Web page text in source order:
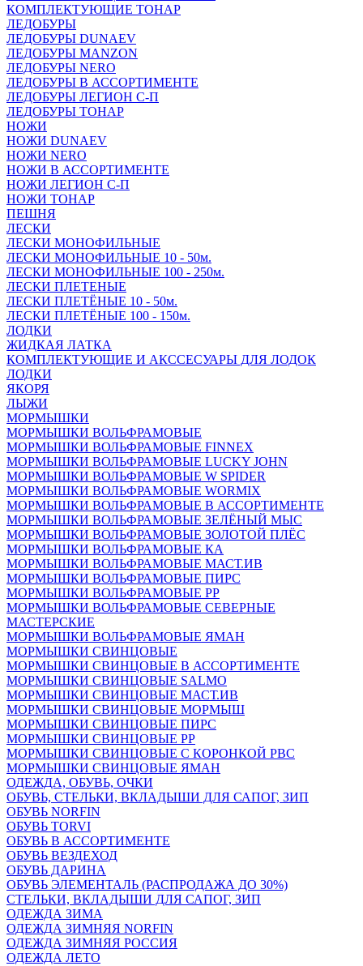
КОМПЛЕКТУЮЩИЕ ТОНАР
ЛЕДОБУРЫ
ЛЕДОБУРЫ DUNAEV
ЛЕДОБУРЫ MANZON
ЛЕДОБУРЫ NERO
ЛЕДОБУРЫ В АССОРТИМЕНТЕ
ЛЕДОБУРЫ ЛЕГИОН С-П
ЛЕДОБУРЫ ТОНАР
НОЖИ
НОЖИ DUNAEV
НОЖИ NERO
НОЖИ В АССОРТИМЕНТЕ
НОЖИ ЛЕГИОН С-П
НОЖИ ТОНАР
ПЕШНЯ
ЛЕСКИ
ЛЕСКИ МОНОФИЛЬНЫЕ
ЛЕСКИ МОНОФИЛЬНЫЕ 10 - 50м.
ЛЕСКИ МОНОФИЛЬНЫЕ 100 - 250м.
ЛЕСКИ ПЛЕТЕНЫЕ
ЛЕСКИ ПЛЕТЁНЫЕ 10 - 50м.
ЛЕСКИ ПЛЕТЁНЫЕ 100 - 150м.
ЛОДКИ
ЖИДКАЯ ЛАТКА
КОМПЛЕКТУЮЩИЕ И АКССЕСУАРЫ ДЛЯ ЛОДОК
ЛОДКИ
ЯКОРЯ
ЛЫЖИ
МОРМЫШКИ
МОРМЫШКИ ВОЛЬФРАМОВЫЕ
МОРМЫШКИ ВОЛЬФРАМОВЫЕ FINNEX
МОРМЫШКИ ВОЛЬФРАМОВЫЕ LUCKY JOHN
МОРМЫШКИ ВОЛЬФРАМОВЫЕ W SPIDER
МОРМЫШКИ ВОЛЬФРАМОВЫЕ WORMIX
МОРМЫШКИ ВОЛЬФРАМОВЫЕ В АССОРТИМЕНТЕ
МОРМЫШКИ ВОЛЬФРАМОВЫЕ ЗЕЛЁНЫЙ МЫС
МОРМЫШКИ ВОЛЬФРАМОВЫЕ ЗОЛОТОЙ ПЛЁС
МОРМЫШКИ ВОЛЬФРАМОВЫЕ КА
МОРМЫШКИ ВОЛЬФРАМОВЫЕ МАСТ.ИВ
МОРМЫШКИ ВОЛЬФРАМОВЫЕ ПИРС
МОРМЫШКИ ВОЛЬФРАМОВЫЕ РР
МОРМЫШКИ ВОЛЬФРАМОВЫЕ СЕВЕРНЫЕ
МАСТЕРСКИЕ
МОРМЫШКИ ВОЛЬФРАМОВЫЕ ЯМАН
МОРМЫШКИ СВИНЦОВЫЕ
МОРМЫШКИ СВИНЦОВЫЕ В АССОРТИМЕНТЕ
МОРМЫШКИ СВИНЦОВЫЕ SALMO
МОРМЫШКИ СВИНЦОВЫЕ МАСТ.ИВ
МОРМЫШКИ СВИНЦОВЫЕ МОРМЫШ
МОРМЫШКИ СВИНЦОВЫЕ ПИРС
МОРМЫШКИ СВИНЦОВЫЕ РР
МОРМЫШКИ СВИНЦОВЫЕ С КОРОНКОЙ РВС
МОРМЫШКИ СВИНЦОВЫЕ ЯМАН
ОДЕЖДА, ОБУВЬ, ОЧКИ
ОБУВЬ, СТЕЛЬКИ, ВКЛАДЫШИ ДЛЯ САПОГ, ЗИП
ОБУВЬ NORFIN
ОБУВЬ TORVI
ОБУВЬ В АССОРТИМЕНТЕ
ОБУВЬ ВЕЗДЕХОД
ОБУВЬ ДАРИНА
ОБУВЬ ЭЛЕМЕНТАЛЬ (РАСПРОДАЖА ДО 30%)
СТЕЛЬКИ, ВКЛАДЫШИ ДЛЯ САПОГ, ЗИП
ОДЕЖДА ЗИМА
ОДЕЖДА ЗИМНЯЯ NORFIN
ОДЕЖДА ЗИМНЯЯ РОССИЯ
ОДЕЖДА ЛЕТО